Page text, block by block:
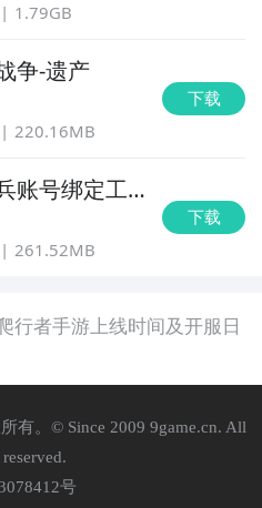
1.79GB
争-遗产
220.16MB
下载
账号绑定工
261.52MB
下载
行者手游上线时间及开服日
有。© Since 2009 9game.cn. All
号